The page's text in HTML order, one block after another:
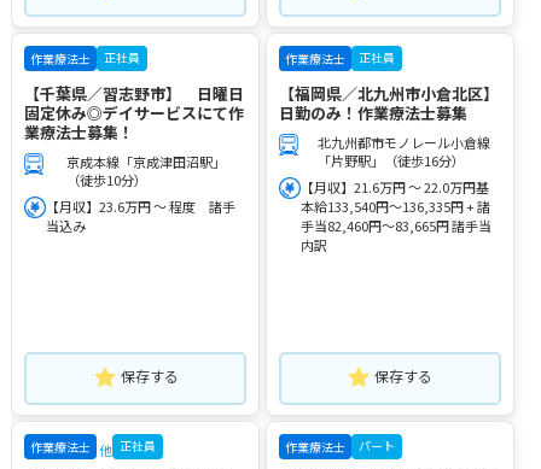
作業療法士 正社員
【千葉県／習志野市】 日曜日
固定休み◎デイサービスにて作
業療法士募集！
京成本線「京成津田沼駅」
（徒歩10分）
【月収】23.6万円 ～ 程度 諸手
当込み
保存する
作業療法士 正社員
【福岡県／北九州市小倉北区】
日勤のみ！作業療法士募集
北九州都市モノレール小倉線
「片野駅」（徒歩16分）
【月収】21.6万円 ～ 22.0万円基
本給133,540円～136,335円 + 諸
手当82,460円～83,665円 諸手当
内訳
保存する
作業療法士 他 正社員 作業療法士 パート